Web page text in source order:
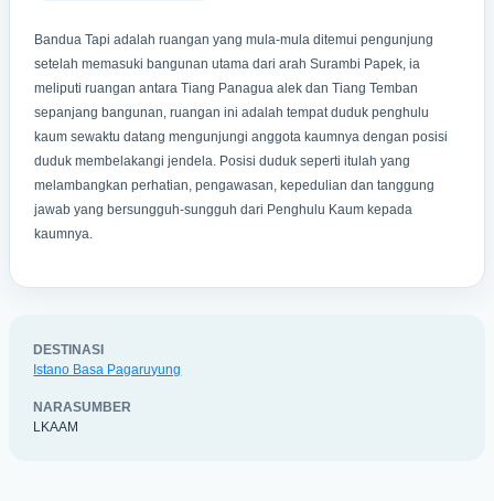
Bandua Tapi adalah ruangan yang mula-mula ditemui pengunjung
setelah memasuki bangunan utama dari arah Surambi Papek, ia
meliputi ruangan antara Tiang Panagua alek dan Tiang Temban
sepanjang bangunan, ruangan ini adalah tempat duduk penghulu
kaum sewaktu datang mengunjungi anggota kaumnya dengan posisi
duduk membelakangi jendela. Posisi duduk seperti itulah yang
melambangkan perhatian, pengawasan, kepedulian dan tanggung
jawab yang bersungguh-sungguh dari Penghulu Kaum kepada
kaumnya.
DESTINASI
Istano Basa Pagaruyung
NARASUMBER
LKAAM